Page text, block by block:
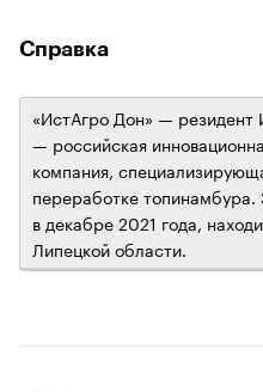
Справка
«‎ИстАгро Дон» —
— российская
компания,
переработке топинамбура.
в декабре 2021 года,
Липецкой области.